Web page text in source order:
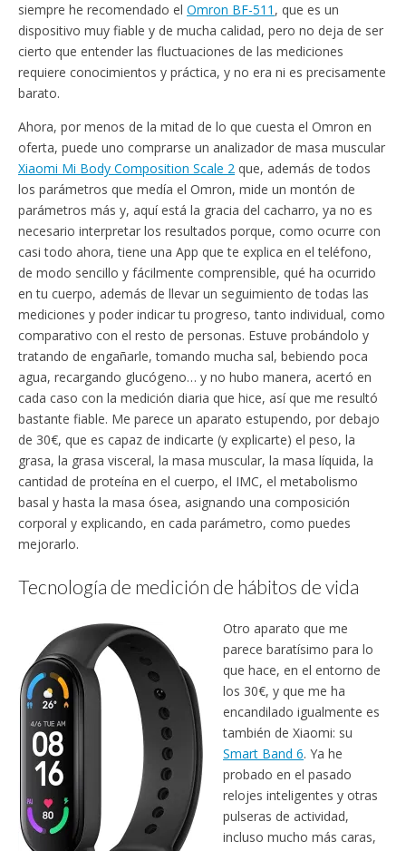
siempre he recomendado el Omron BF-511 , que es un
dispositivo muy fiable y de mucha calidad, pero no deja de ser
cierto que entender las fluctuaciones de las mediciones
requiere conocimientos y práctica, y no era ni es precisamente
barato.
Ahora, por menos de la mitad de lo que cuesta el Omron en
oferta, puede uno comprarse un analizador de masa muscular
Xiaomi Mi Body Composition Scale 2 que, además de todos
los parámetros que medía el Omron, mide un montón de
parámetros más y, aquí está la gracia del cacharro, ya no es
necesario interpretar los resultados porque, como ocurre con
casi todo ahora, tiene una App que te explica en el teléfono,
de modo sencillo y fácilmente comprensible, qué ha ocurrido
en tu cuerpo, además de llevar un seguimiento de todas las
mediciones y poder indicar tu progreso, tanto individual, como
comparativo con el resto de personas. Estuve probándolo y
tratando de engañarle, tomando mucha sal, bebiendo poca
agua, recargando glucógeno… y no hubo manera, acertó en
cada caso con la medición diaria que hice, así que me resultó
bastante fiable. Me parece un aparato estupendo, por debajo
de 30€, que es capaz de indicarte (y explicarte) el peso, la
grasa, la grasa visceral, la masa muscular, la masa líquida, la
cantidad de proteína en el cuerpo, el IMC, el metabolismo
basal y hasta la masa ósea, asignando una composición
corporal y explicando, en cada parámetro, como puedes
mejorarlo.
Tecnología de medición de hábitos de vida
Otro aparato que me
parece baratísimo para lo
que hace, en el entorno de
los 30€, y que me ha
encandilado igualmente es
también de Xiaomi: su
Smart Band 6. Ya he
probado en el pasado
relojes inteligentes y otras
pulseras de actividad,
incluso mucho más caras,